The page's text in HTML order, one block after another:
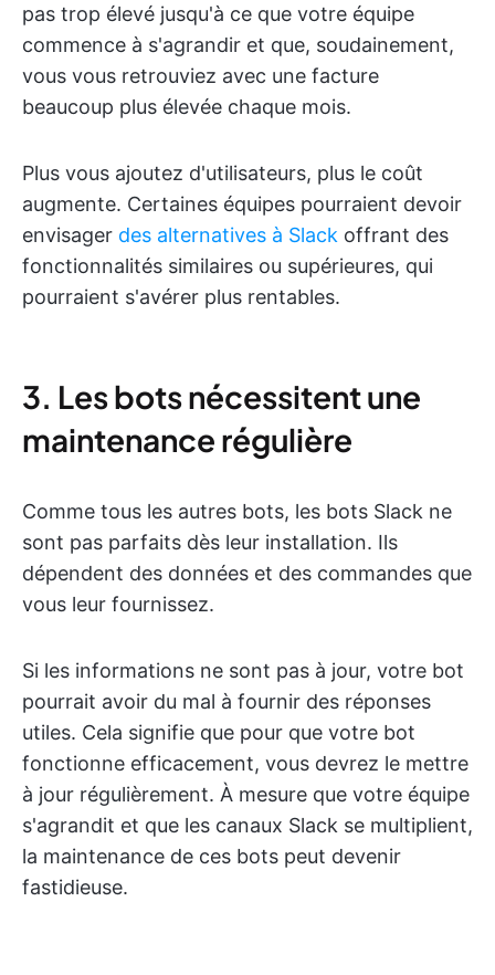
pas trop élevé jusqu'à ce que votre équipe
commence à s'agrandir et que, soudainement,
vous vous retrouviez avec une facture
beaucoup plus élevée chaque mois.
Plus vous ajoutez d'utilisateurs, plus le coût
augmente. Certaines équipes pourraient devoir
envisager des alternatives à Slack offrant des
fonctionnalités similaires ou supérieures, qui
pourraient s'avérer plus rentables.
3. Les bots nécessitent une
maintenance régulière
Comme tous les autres bots, les bots Slack ne
sont pas parfaits dès leur installation. Ils
dépendent des données et des commandes que
vous leur fournissez.
Si les informations ne sont pas à jour, votre bot
pourrait avoir du mal à fournir des réponses
utiles. Cela signifie que pour que votre bot
fonctionne efficacement, vous devrez le mettre
à jour régulièrement. À mesure que votre équipe
s'agrandit et que les canaux Slack se multiplient,
la maintenance de ces bots peut devenir
fastidieuse.